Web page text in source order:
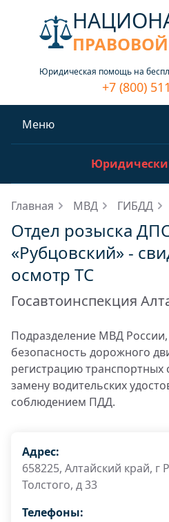
Юридическая помощь на
+7 (800)
Меню
Главная МВД ГИБДД
Отдел розыска
«Рубцовский» -
осмотр ТС
Госавтоинспекция
Подразделение МВД
безопасность дорожного
регистрацию транспортных
замену водительских
соблюдением ПДД.
Адрес:
658225, Алтайский край, г
Толстого, д 33
Телефоны: